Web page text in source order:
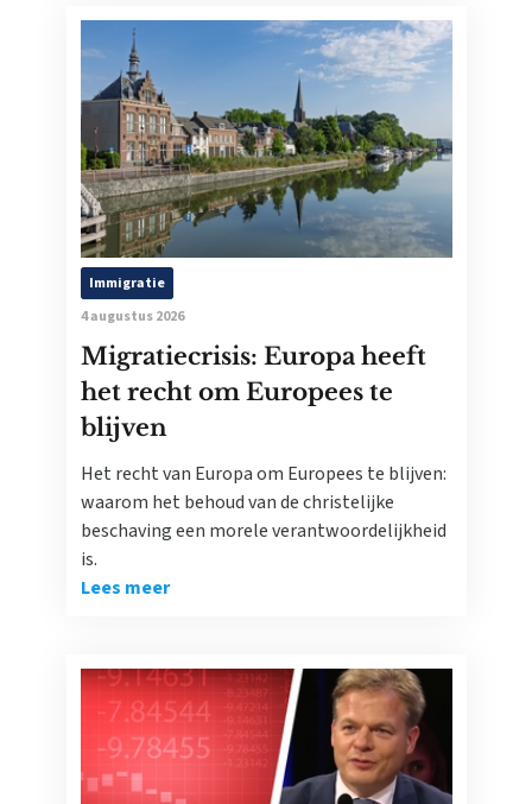
Immigratie
4 augustus 2026
Migratiecrisis: Europa heeft
het recht om Europees te
blijven
Het recht van Europa om Europees te blijven:
waarom het behoud van de christelijke
beschaving een morele verantwoordelijkheid
is.
Lees meer